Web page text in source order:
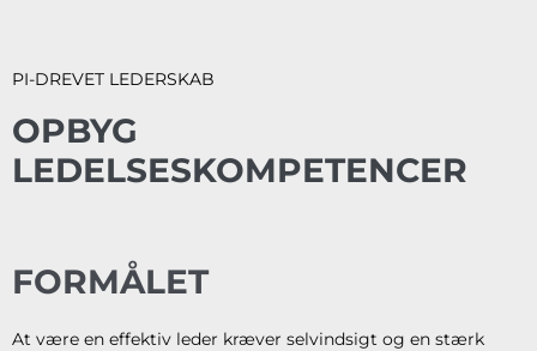
PI-DREVET LEDERSKAB
OPBYG
LEDELSESKOMPETENCER
FORMÅLET
At være en effektiv leder kræver selvindsigt og en stærk